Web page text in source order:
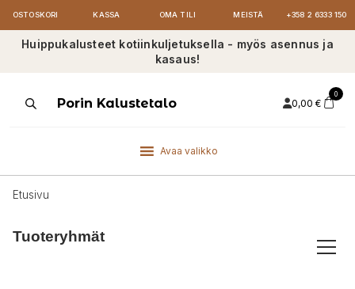
OSTOSKORI KASSA OMA TILI MEISTÄ +358 2 6333 150
Huippukalusteet kotiinkuljetuksella - myös asennus ja
kasaus!
ProductsPorin Kalustetalo 0,00 €
0
Avaa valikko
Etusivu
Tuoteryhmät